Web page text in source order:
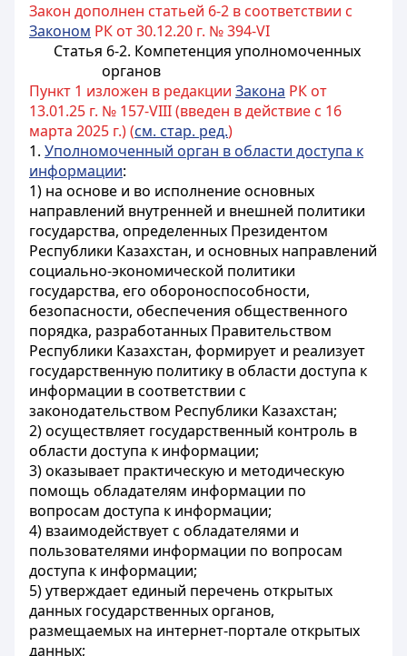
Закон дополнен статьей 6-2 в соответствии с
Законом РК от 30.12.20 г. № 394-VI
Статья 6-2. Компетенция уполномоченных
органов
Пункт 1 изложен в редакции Закона РК от
13.01.25 г. № 157-VIII (введен в действие с 16
марта 2025 г.) (см. стар. ред.)
1. Уполномоченный орган в области доступа к
информации:
1) на основе и во исполнение основных
направлений внутренней и внешней политики
государства, определенных Президентом
Республики Казахстан, и основных направлений
социально-экономической политики
государства, его обороноспособности,
безопасности, обеспечения общественного
порядка, разработанных Правительством
Республики Казахстан, формирует и реализует
государственную политику в области доступа к
информации в соответствии с
законодательством Республики Казахстан;
2) осуществляет государственный контроль в
области доступа к информации;
3) оказывает практическую и методическую
помощь обладателям информации по
вопросам доступа к информации;
4) взаимодействует с обладателями и
пользователями информации по вопросам
доступа к информации;
5) утверждает единый перечень открытых
данных государственных органов,
размещаемых на интернет-портале открытых
данных;